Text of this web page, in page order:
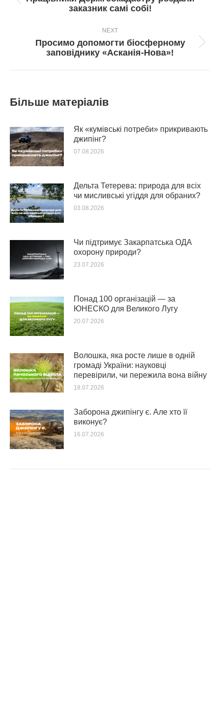
Попередній
пост:
заказник самі собі!
NEXT
Next
post:
Просимо допомогти біосферному
заповіднику «Асканія-Нова»!
Більше матеріалів
Як «кумівські потреби» прикривають
джипінг?
07.08.2026
Дельта Тетерева: природа для всіх
чи мисливські угіддя для обраних?
03.08.2026
Чи підтримує Закарпатська ОДА
охорону природи?
23.07.2026
Понад 100 організацій — за
ЮНЕСКО для Великого Лугу
20.07.2026
Волошка, яка росте лише в одній
громаді України: науковці
перевірили, чи пережила вона війну
18.07.2026
Заборона джипінгу є. Але хто її
виконує?
16.07.2026